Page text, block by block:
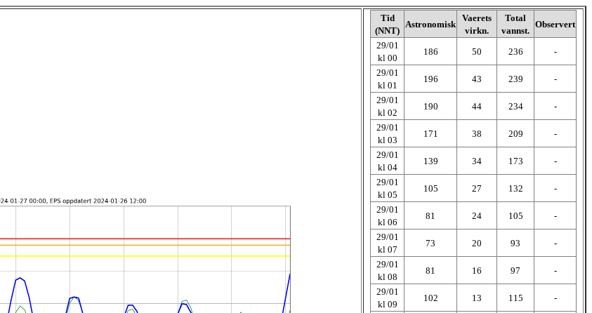
Tid
(NNT)
Astronomisk
Vaerets
virkn.
Total
vannst.
Observert
29/01
kl 00
186 50 236
-
29/01
kl 01
196 43 239
-
29/01
kl 02
190 44 234
-
29/01
kl 03
171 38 209
-
29/01
kl 04
139 34 173
-
29/01
kl 05
105 27 132
-
29/01
kl 06
81 24 105
-
29/01
kl 07
73 20 93
-
29/01
kl 08
81 16 97
-
29/01
kl 09
102 13 115
-